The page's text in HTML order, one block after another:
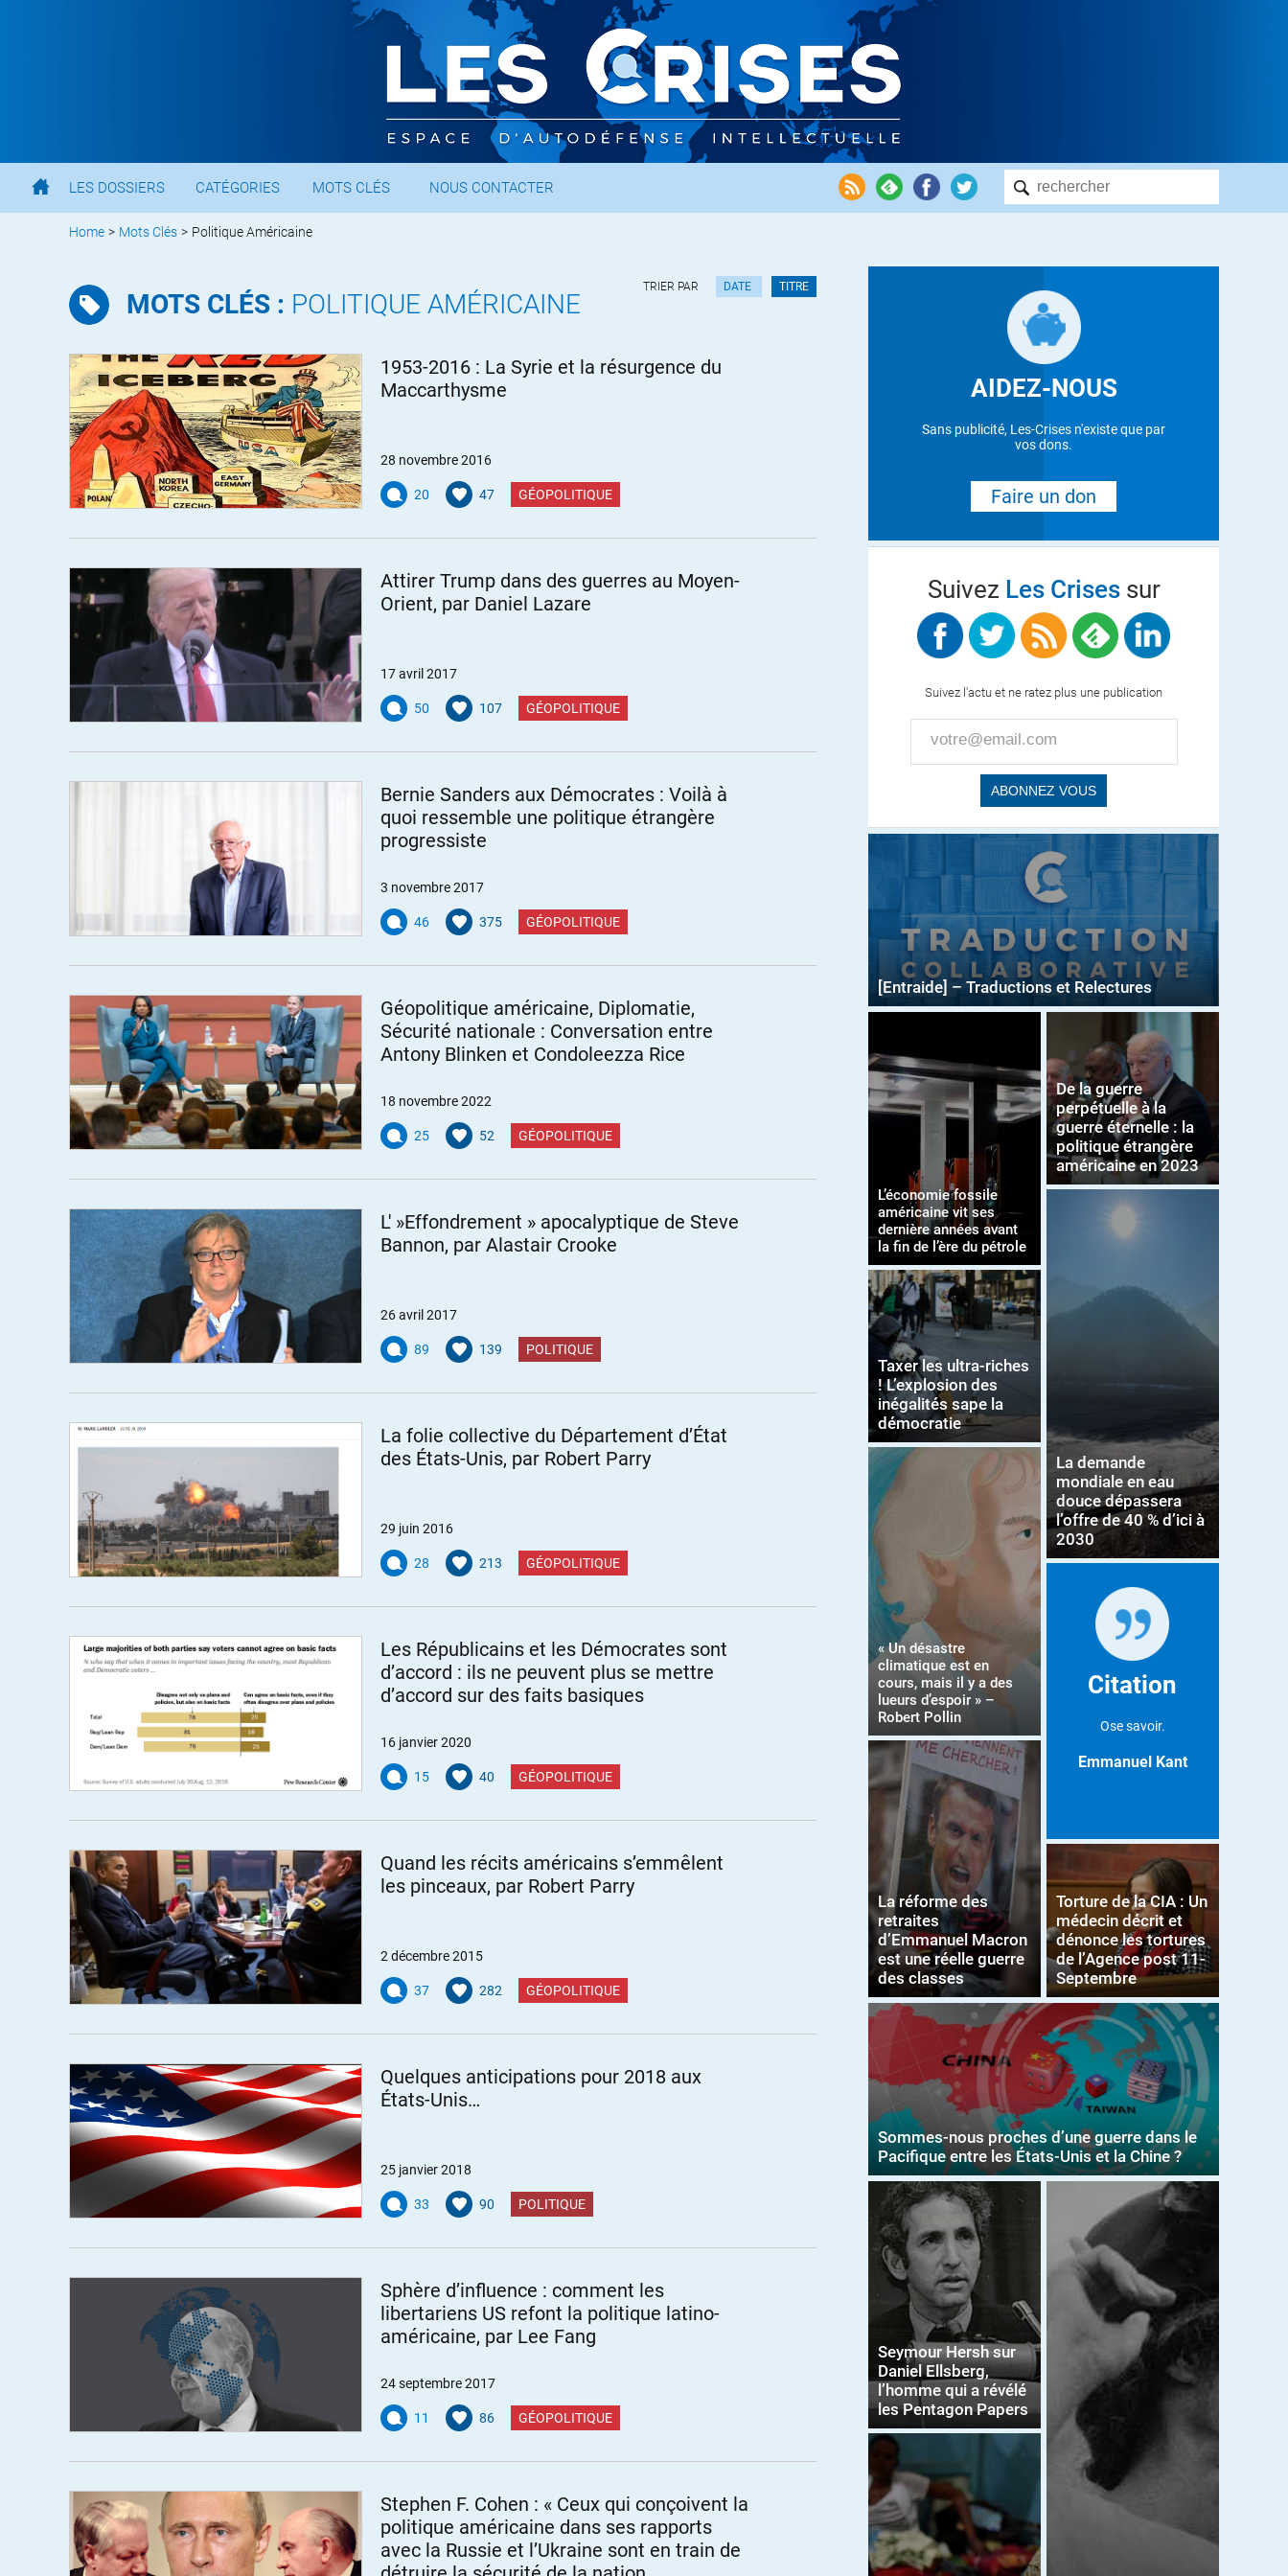
LES DOSSIERS CATÉGORIES MOTS CLÉS NOUS CONTACTER
Home > Mots Clés > Politique Américaine
MOTS CLÉS : POLITIQUE AMÉRICAINE
TRIER PAR DATE TITRE
1953-2016 : La Syrie et la résurgence du
Maccarthysme
28 novembre 2016
20 47 GÉOPOLITIQUE
Attirer Trump dans des guerres au Moyen-
Orient, par Daniel Lazare
17 avril 2017
50 107 GÉOPOLITIQUE
Bernie Sanders aux Démocrates : Voilà à
quoi ressemble une politique étrangère
progressiste
3 novembre 2017
46 375 GÉOPOLITIQUE
Géopolitique américaine, Diplomatie,
Sécurité nationale : Conversation entre
Antony Blinken et Condoleezza Rice
18 novembre 2022
25 52 GÉOPOLITIQUE
L' »Effondrement » apocalyptique de Steve
Bannon, par Alastair Crooke
26 avril 2017
89 139 POLITIQUE
La folie collective du Département d’État
des États-Unis, par Robert Parry
29 juin 2016
28 213 GÉOPOLITIQUE
Les Républicains et les Démocrates sont
d’accord : ils ne peuvent plus se mettre
d’accord sur des faits basiques
16 janvier 2020
15 40 GÉOPOLITIQUE
Quand les récits américains s’emmêlent
les pinceaux, par Robert Parry
2 décembre 2015
37 282 GÉOPOLITIQUE
Quelques anticipations pour 2018 aux
États-Unis…
25 janvier 2018
33 90 POLITIQUE
Sphère d’influence : comment les
libertariens US refont la politique latino-
américaine, par Lee Fang
24 septembre 2017
11 86 GÉOPOLITIQUE
Stephen F. Cohen : « Ceux qui conçoivent la
politique américaine dans ses rapports
avec la Russie et l’Ukraine sont en train de
AIDEZ-NOUS
Sans publicité, Les-Crises n'existe que par
vos dons.
Faire un don
Suivez Les Crisessur
Suivez l'actu et ne ratez plus une publication
[Entraide] – Traductions et Relectures
L’économie fossile
américaine vit ses
dernière années avant
la fin de l’ère du pétrole
Taxer les ultra-riches
! L’explosion des
inégalités sape la
démocratie
« Un désastre
climatique est en
cours, mais il y a des
lueurs d’espoir » –
Robert Pollin
La réforme des
retraites
d’Emmanuel Macron
est une réelle guerre
des classes
De la guerre
perpétuelle à la
guerre éternelle : la
politique étrangère
américaine en 2023
La demande
mondiale en eau
douce dépassera
l’offre de 40 % d’ici à
2030
Citation
Ose savoir.
Emmanuel Kant
Torture de la CIA : Un
médecin décrit et
dénonce les tortures
de l’Agence post 11-
Septembre
Sommes-nous proches d’une guerre dans le
Pacifique entre les États-Unis et la Chine ?
Seymour Hersh sur
Daniel Ellsberg,
l’homme qui a révélé
les Pentagon Papers